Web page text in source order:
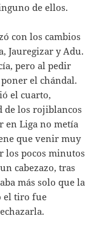
de ellos.
con los cambios
Jauregizar y Adu.
pero al pedir
el chándal.
el cuarto,
de los rojiblancos
en Liga no metía
que venir muy
los pocos minutos
cabezazo, tras
más solo que la
el tiro fue